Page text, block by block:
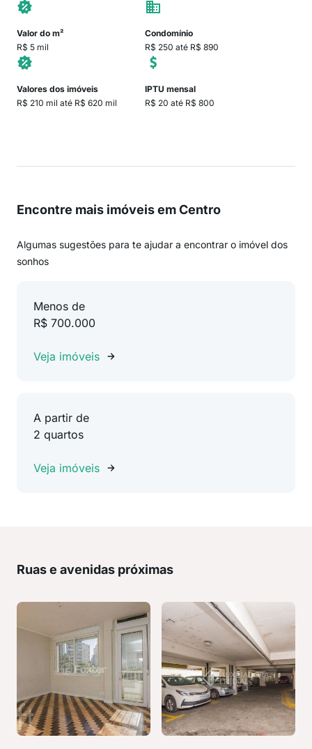
Valor do m²
R$ 5 mil
Condomínio
R$ 250 até R$ 890
Valores dos imóveis
R$ 210 mil até R$ 620 mil
IPTU mensal
R$ 20 até R$ 800
Encontre mais imóveis em Centro
Algumas sugestões para te ajudar a encontrar o imóvel dos
sonhos
Menos de
R$ 700.000
Veja imóveis
A partir de
2 quartos
Veja imóveis
Ruas e avenidas próximas